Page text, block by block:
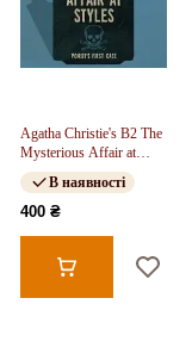
Agatha Christie's B2 The
Mysterious Affair at
Styles with Audio CD
В наявності
400 ₴